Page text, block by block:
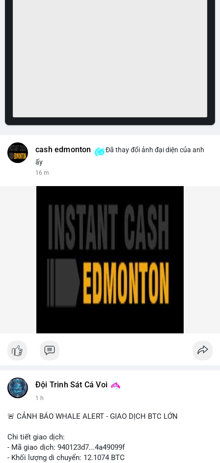
cash edmonton
Đã thay đổi ảnh đại diện của anh
ấy
16 m
Đội Trinh Sát Cá Voi
1 h
🚨 CẢNH BÁO WHALE ALERT - GIAO DỊCH BTC LỚN
Chi tiết giao dịch:
- Mã giao dịch: 940123d7...4a49099f
- Khối lượng di chuyển: 12.1074 BTC